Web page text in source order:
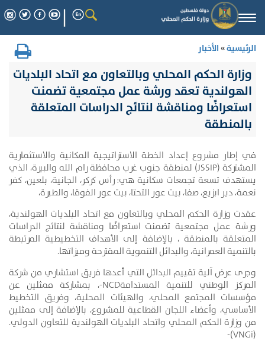
الرئيسية»الأخبار
وزارة الحكم المحلي وبالتعاون مع اتحاد البلديات
الهولندية تعقد ورشة عمل مجتمعية تضمنت
استعراضًا ومناقشة لنتائج الدراسات المتعلقة
بالمنطقة
في إطار مشروع إعداد الخطة الاستراتيجية المكانية والاستثمارية
المشتركة (JSSIP) لمنطقة جنوب غرب محافظة رام الله والبيرة، الذي
يستهدف تسعة تجمعات سكانية هي: رأس كركر، الجانية، بلعين، كفر
نعمة، دير ابزيع، صفا، بيت عور التحتا، بيت عور الفوقا، والطيرة،
عقدت وزارة الحكم المحلي وبالتعاون مع اتحاد البلديات الهولندية،
ورشة عمل مجتمعية تضمنت استعراضًا ومناقشة لنتائج الدراسات
المتعلقة بالمنطقة ، بالإضافة إلى الأهداف التخطيطية المرتبطة
بالتنمية العمرانية، والبدائل التنموية المقترحة وميزاتها.
وجرى عرض آلية تقييم البدائل التي أعدها فريق استشاري من شركة
المركز الوطني للتنمية المستدامةNCD-، بمشاركة ممثلين عن
مؤسسات المجتمع المحلي، والهيئات المحلية، وفريق التخطيط
الأساسي، وأعضاء اللجان القطاعية للمشروع، بالإضافة إلى ممثلين
من وزارة الحكم المحلي واتحاد البلديات الهولندية للتعاون الدولي.
(VNGi)-